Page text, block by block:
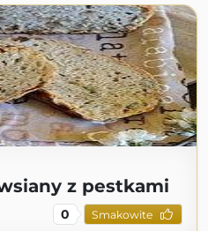
z pestkami
0 Smakowite